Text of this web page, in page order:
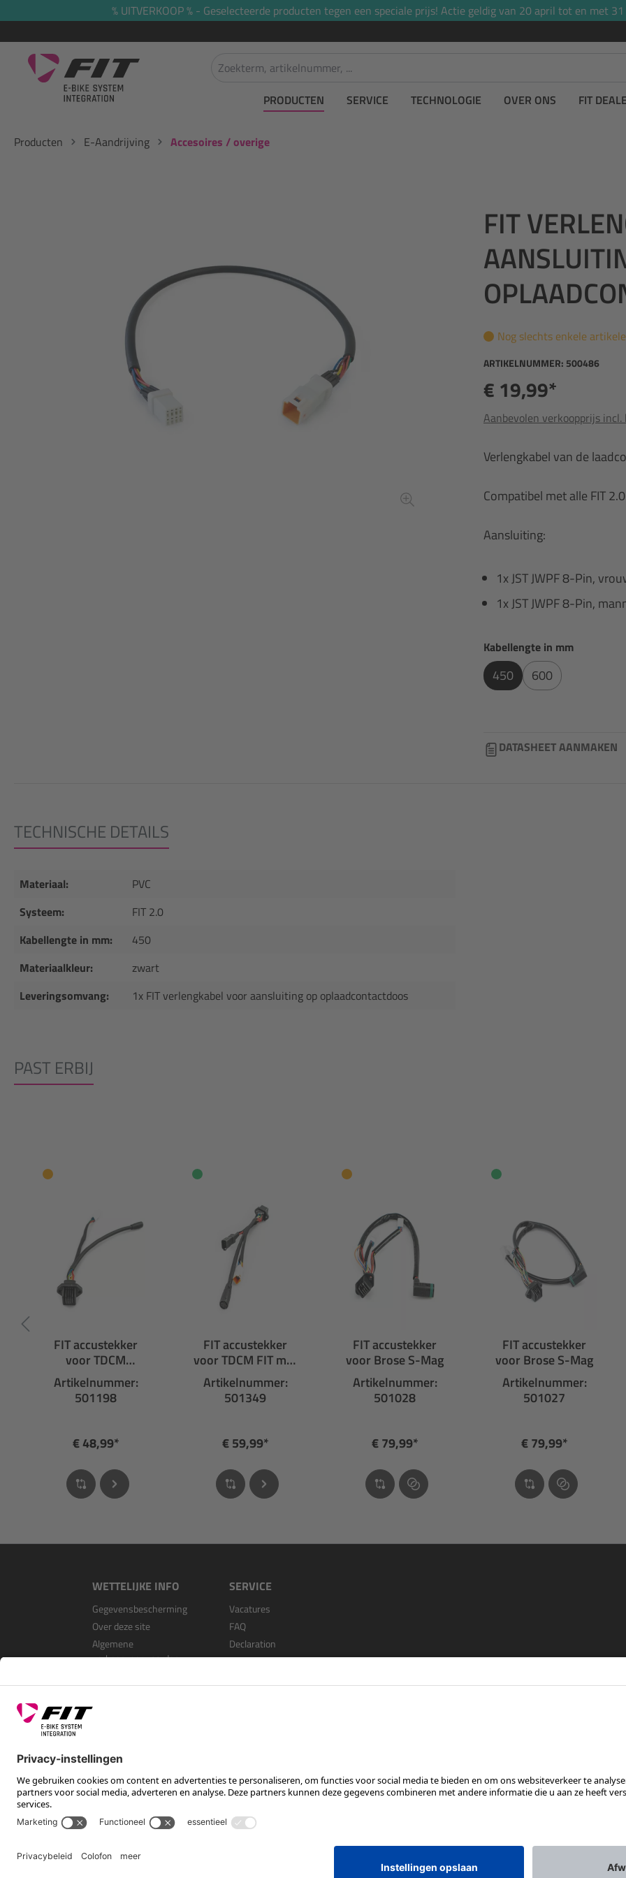
Ga naar de hoofdnavigatie
% UITVERKOOP % - Geselecteerde producten tegen een speciale prijs! Actie geldig van 20 april tot en met
PRODUCTEN SERVICE TECHNOLOGIE OVER ONS FIT
Producten E-Aandrijving Accesoires / overige
FIT
Nog slechts enkele
ARTIKELNUMMER: 500486
€ 19,99*
Aanbevolen verkoopprijs
Verlengkabel van de
Compatibel met alle FIT
Aansluiting:
1x JST JWPF 8-Pin,
1x JST JWPF 8-Pin,
Selecteer
Kabellengte in mm
450
600
DATASHEET AANMAKEN
TECHNISCHE DETAILS
Materiaal:
PVC
Systeem:
FIT 2.0
Kabellengte in mm:
450
Materiaalkleur:
zwart
Leveringsomvang:
1x FIT verlengkabel voor aansluiting op oplaadcontactdoos
PAST ERBIJ
FIT accustekker
voor TDCM
HDFM5101
Artikelnummer:
501198
€ 48,99*
FIT accustekker
voor TDCM FIT met
aansluiting voor
extra accu
Artikelnummer:
501349
€ 59,99*
FIT accustekker
voor Brose S-Mag
Artikelnummer:
501028
€ 79,99*
FIT accustekker
voor Brose S-Mag
Artikelnummer:
501027
€ 79,99*
WETTELIJKE INFO
Gegevensbescherming
Over deze site
Algemene
verkoopvoorwaarden
SERVICE
Vacatures
FAQ
Declaration
Open Source Software
VOLG ONS OP
*Aanbevolen verkoopprijs incl. btw, excl. verzendkosten